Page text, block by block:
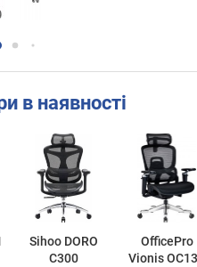
в наявності
Sihoo DORO
C300
OfficePro
Vionis